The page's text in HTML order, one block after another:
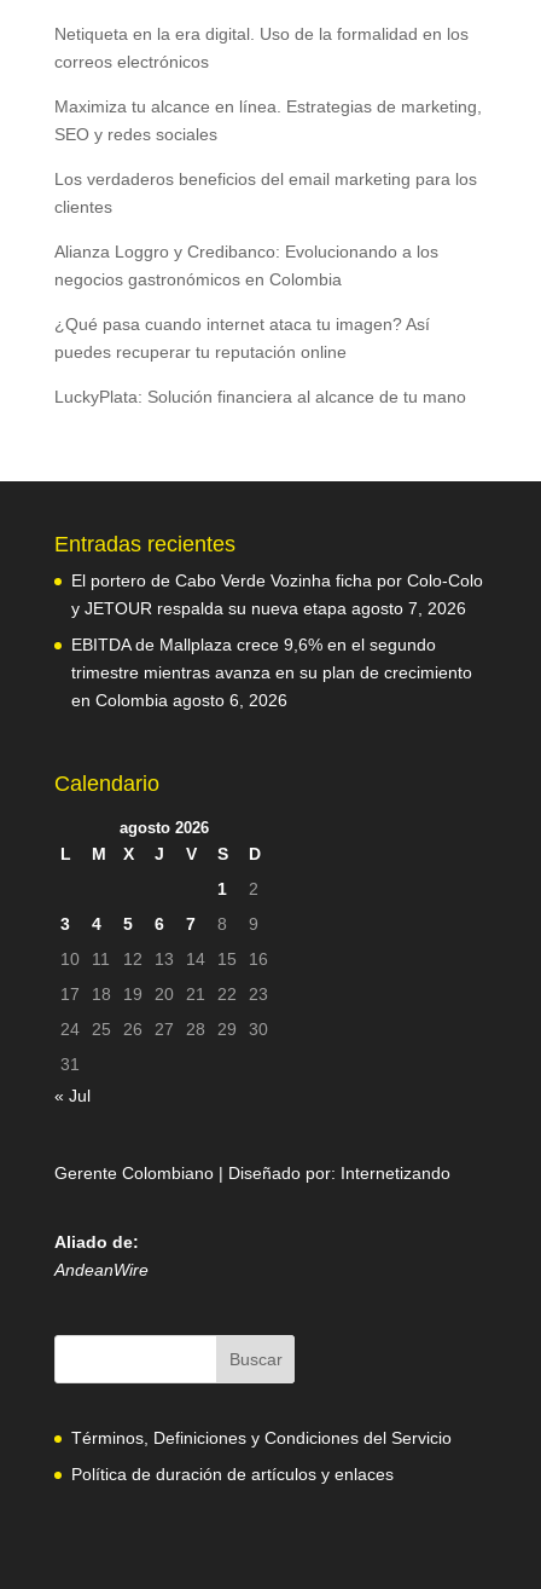
Netiqueta en la era digital. Uso de la formalidad en los
correos electrónicos
Maximiza tu alcance en línea. Estrategias de marketing,
SEO y redes sociales
Los verdaderos beneficios del email marketing para los
clientes
Alianza Loggro y Credibanco: Evolucionando a los
negocios gastronómicos en Colombia
¿Qué pasa cuando internet ataca tu imagen? Así
puedes recuperar tu reputación online
LuckyPlata: Solución financiera al alcance de tu mano
Entradas recientes
El portero de Cabo Verde Vozinha ficha por Colo-Colo
y JETOUR respalda su nueva etapa agosto 7, 2026
EBITDA de Mallplaza crece 9,6% en el segundo
trimestre mientras avanza en su plan de crecimiento
en Colombia agosto 6, 2026
Calendario
agosto 2026
L M X J V S
D
1
2
3
4 5 6 7 8
9
10
11 12 13 14 15
16
17
18 19 20 21 22
23
24
25 26 27 28 29
30
31
« Jul
Gerente Colombiano | Diseñado por: Internetizando
Aliado de:
AndeanWire
Términos, Definiciones y Condiciones del Servicio
Política de duración de artículos y enlaces